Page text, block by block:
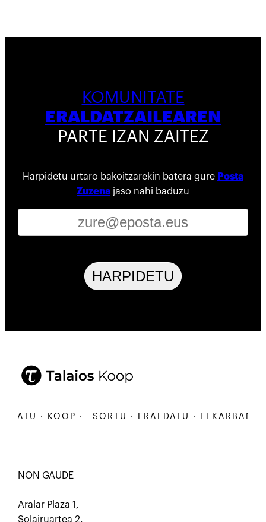
KOMUNITATE
ERALDATZAILEAREN
PARTE IZAN ZAITEZ
Harpidetu urtaro bakoitzarekin batera gure Posta
Zuzena jaso nahi baduzu
HARPIDETU
· KOOP · SORTU · ERALDATU · ELKARBANATU
NON GAUDE
Aralar Plaza 1,
Solairuartea 2.